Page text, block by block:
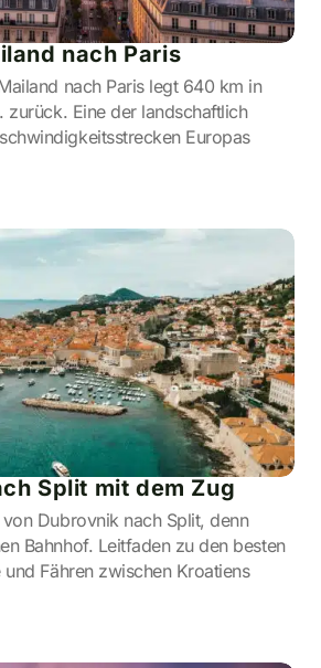
nach Paris
nach Paris legt 640 km in
zurück. Eine der landschaftlich
Europas
Split mit dem Zug
Dubrovnik nach Split, denn
Bahnhof. Leitfaden zu den besten
und Fähren zwischen Kroatiens